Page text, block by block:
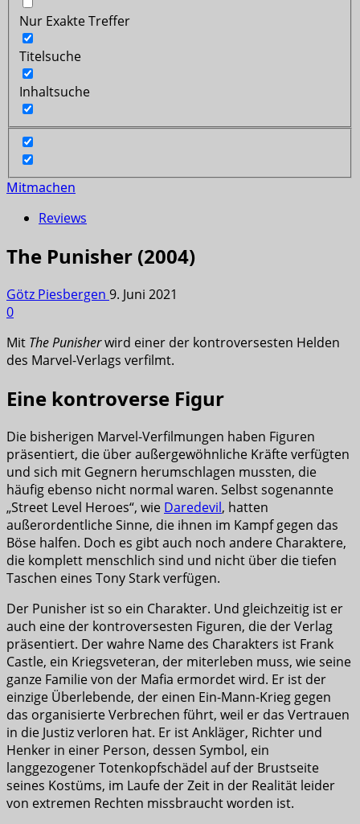
Nur Exakte Treffer
Titelsuche
Inhaltsuche
Mitmachen
Reviews
The Punisher (2004)
Götz Piesbergen 9. Juni 2021
0
Mit The Punisherwird einer der kontroversesten Helden
des Marvel-Verlags verfilmt.
Eine kontroverse Figur
Die bisherigen Marvel-Verfilmungen haben Figuren
präsentiert, die über außergewöhnliche Kräfte verfügten
und sich mit Gegnern herumschlagen mussten, die
häufig ebenso nicht normal waren. Selbst sogenannte
„Street Level Heroes“, wie Daredevil, hatten
außerordentliche Sinne, die ihnen im Kampf gegen das
Böse halfen. Doch es gibt auch noch andere Charaktere,
die komplett menschlich sind und nicht über die tiefen
Taschen eines Tony Stark verfügen.
Der Punisher ist so ein Charakter. Und gleichzeitig ist er
auch eine der kontroversesten Figuren, die der Verlag
präsentiert. Der wahre Name des Charakters ist Frank
Castle, ein Kriegsveteran, der miterleben muss, wie seine
ganze Familie von der Mafia ermordet wird. Er ist der
einzige Überlebende, der einen Ein-Mann-Krieg gegen
das organisierte Verbrechen führt, weil er das Vertrauen
in die Justiz verloren hat. Er ist Ankläger, Richter und
Henker in einer Person, dessen Symbol, ein
langgezogener Totenkopfschädel auf der Brustseite
seines Kostüms, im Laufe der Zeit in der Realität leider
von extremen Rechten missbraucht worden ist.